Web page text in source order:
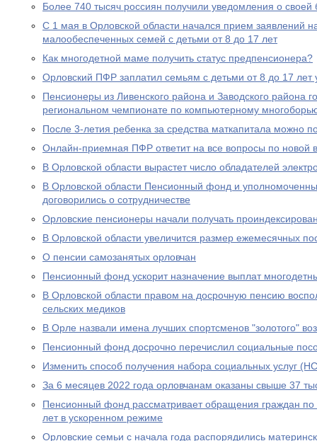
Более 740 тысяч россиян получили уведомления о
С 1 мая в Орловской области начался прием заявлений
малообеспеченных семей с детьми от 8 до 17 лет
Как многодетной маме получить статус предпенсионера?
Орловский ПФР заплатил семьям с детьми от 8 до 17
Пенсионеры из Ливенского района и Заводского района
региональном чемпионате по компьютерному
После 3-летия ребенка за средства маткапитала можно
Онлайн-приемная ПФР ответит на все вопросы по новой
В Орловской области вырастет число обладателей
В Орловской области Пенсионный фонд и
договорились о сотрудничестве
Орловские пенсионеры начали получать
В Орловской области увеличится размер ежемесячных
О пенсии самозанятых орловчан
Пенсионный фонд ускорит назначение выплат
В Орловской области правом на досрочную пенсию
сельских медиков
В Орле назвали имена лучших спортсменов "золотого"
Пенсионный фонд досрочно перечислил социальные
Изменить способ получения набора социальных услуг
За 6 месяцев 2022 года орловчанам оказаны свыше 37
Пенсионный фонд рассматривает обращения граждан по
лет в ускоренном режиме
Орловские семьи с начала года распорядились